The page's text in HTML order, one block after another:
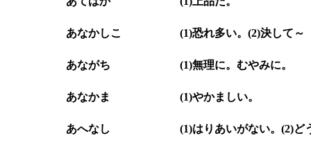
あなかしこ (1)恐れ多い。(2)決して～
あながち (1)無理に。むやみに。
あなかま (1)やかましい。
あへなし (1)はりあいがない。(2)ど